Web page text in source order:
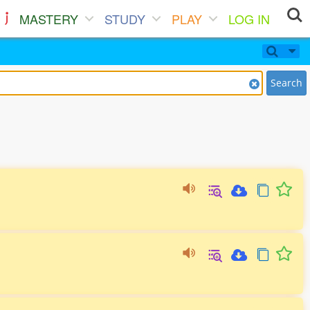
MASTERY STUDY PLAY LOG IN
Search